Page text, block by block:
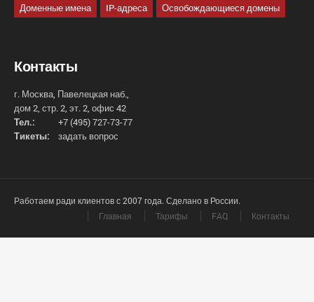
Доменные имена IP-адреса Освобождающиеся домены
Контакты
г. Москва, Павелецкая наб.,
дом 2, стр. 2, эт. 2, офис 42
Тел.:
+7 (495) 727-73-77
Тикеты:
задать вопрос
Работаем ради клиентов с 2007 года. Сделано в России.
Главная
Тарифы FAQ Контакты